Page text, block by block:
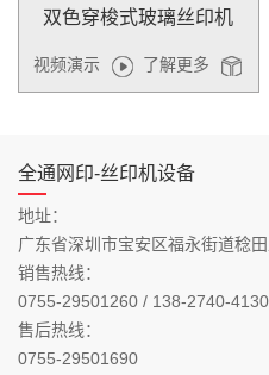
双色穿梭式玻璃丝印机
视频演示 了解更多
全通网印-丝印机设备
地址：
广东省深圳市宝安区福永街道稔
销售热线：
0755-29501260 / 138-2740-4130
售后热线：
0755-29501690